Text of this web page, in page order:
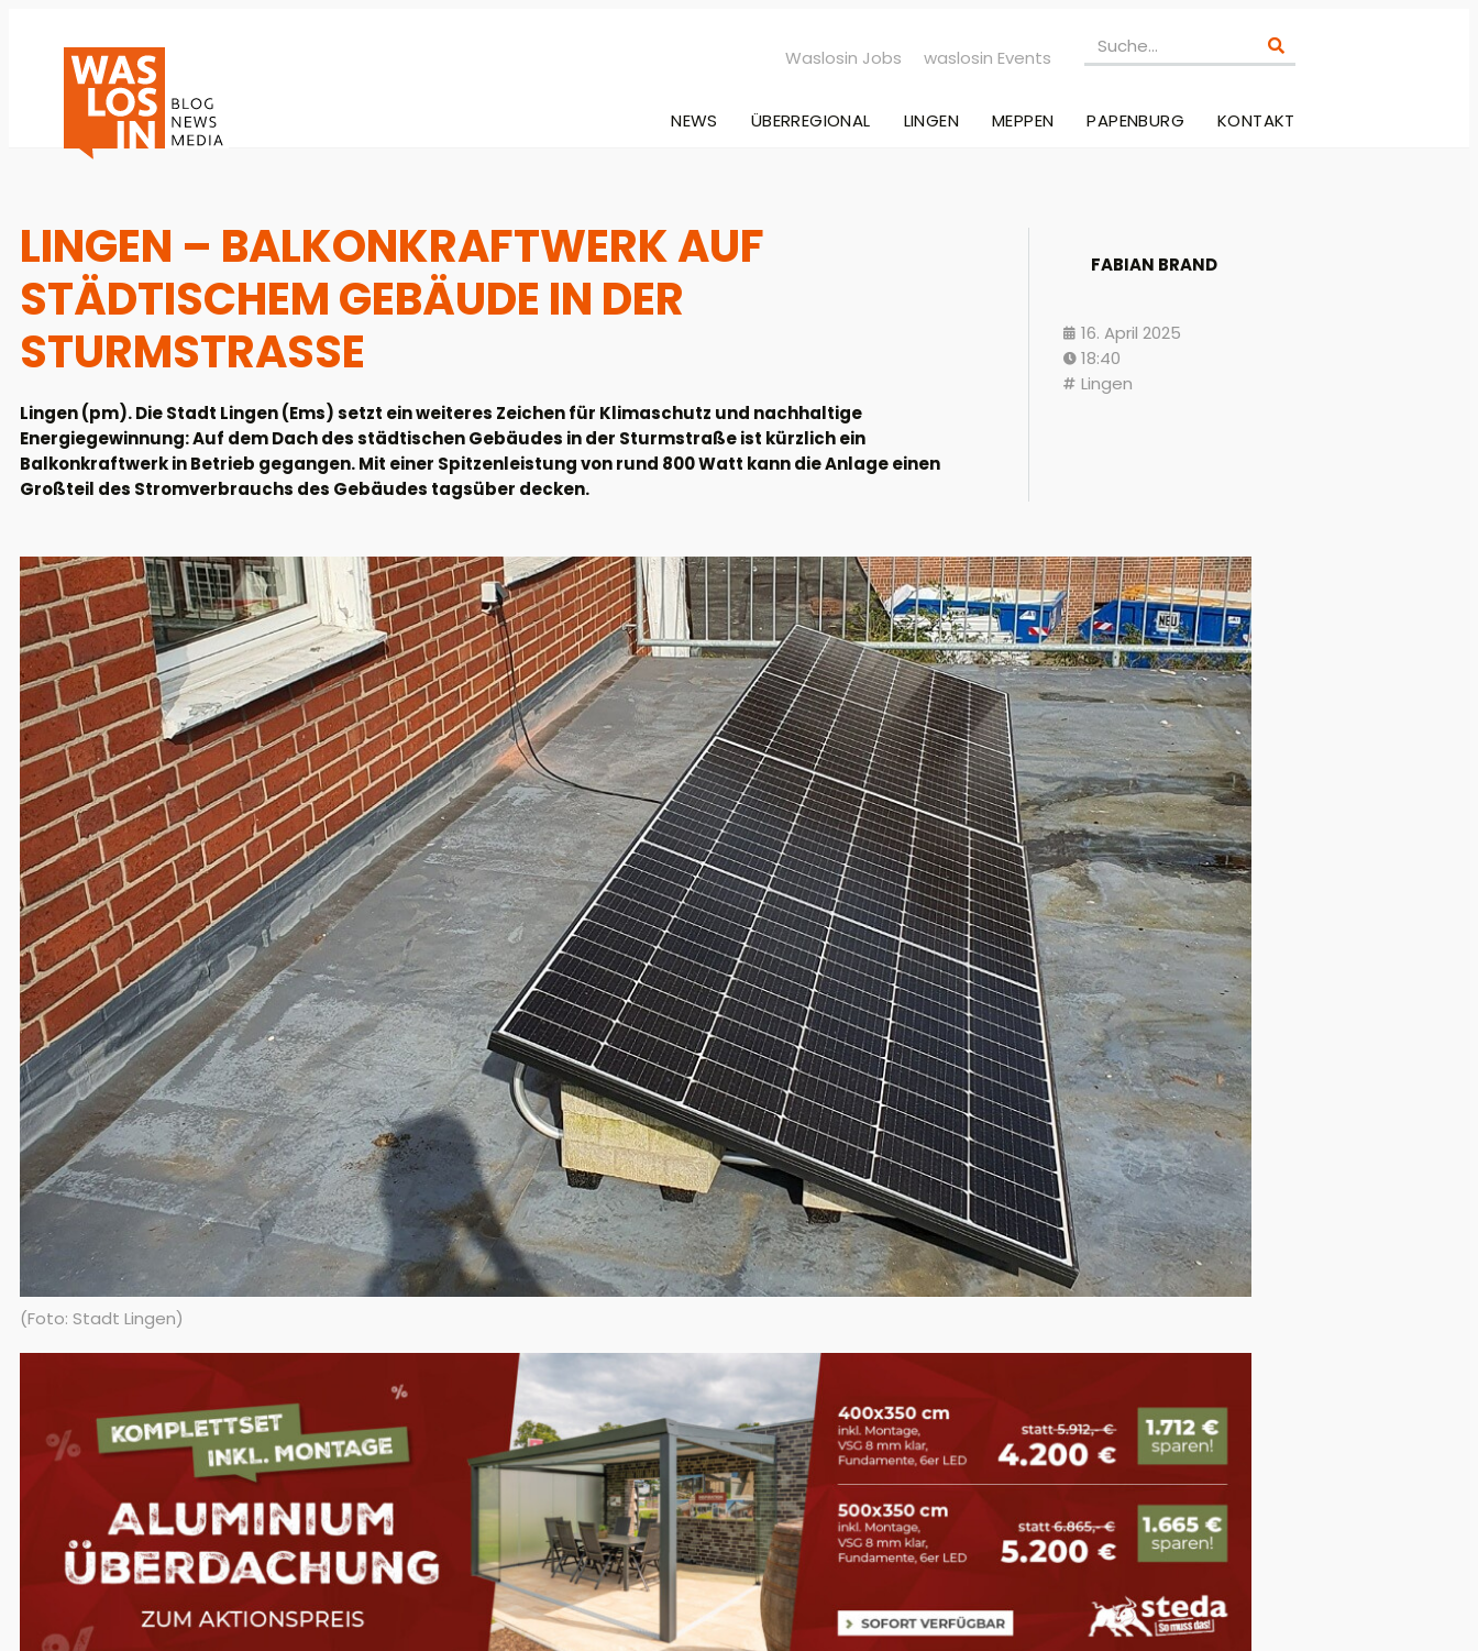
Waslosin Jobs waslosin Events
NEWS ÜBERREGIONAL LINGEN MEPPEN PAPENBURG KONTAKT
LINGEN – BALKONKRAFTWERK AUF
STÄDTISCHEM GEBÄUDE IN DER
STURMSTRASSE
Lingen (pm). Die Stadt Lingen (Ems) setzt ein weiteres Zeichen für Klimaschutz und nachhaltige
Energiegewinnung: Auf dem Dach des städtischen Gebäudes in der Sturmstraße ist kürzlich ein
Balkonkraftwerk in Betrieb gegangen. Mit einer Spitzenleistung von rund 800 Watt kann die Anlage einen
Großteil des Stromverbrauchs des Gebäudes tagsüber decken.
FABIAN BRAND
16. April 2025
18:40
Lingen
(Foto: Stadt Lingen)